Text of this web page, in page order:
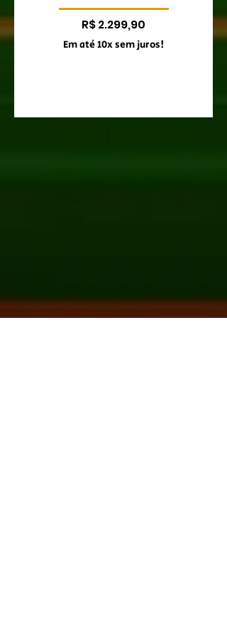
Preço
R$ 2.299,90
Em até 10x sem juros!